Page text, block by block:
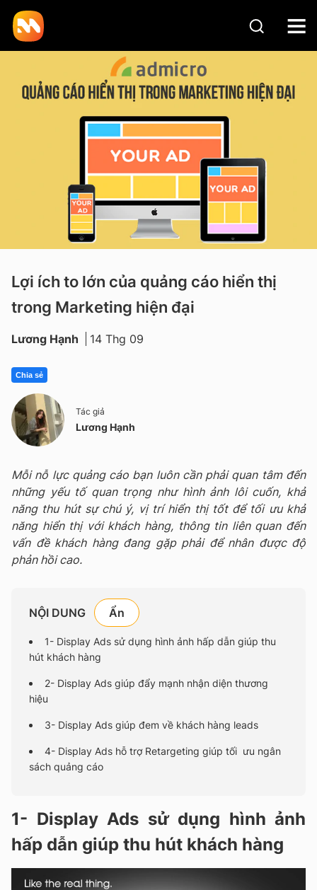
Lợi ích to lớn của quảng cáo hiển thị
trong Marketing hiện đại
Lương Hạnh 14 Thg 09
Chia sẻ
Tác giả
Lương Hạnh
Mỗi nỗ lực quảng cáo bạn luôn cần phải quan tâm đến
những yếu tố quan trọng như hình ảnh lôi cuốn, khả
năng thu hút sự chú ý, vị trí hiển thị tốt để tối ưu khả
năng hiển thị với khách hàng, thông tin liên quan đến
vấn đề khách hàng đang gặp phải để nhân được độ
phản hồi cao.
NỘI DUNG
1- Display Ads sử dụng hình ảnh hấp dẫn giúp thu
hút khách hàng
2- Display Ads giúp đẩy mạnh nhận diện thương
hiệu
3- Display Ads giúp đem về khách hàng leads
4- Display Ads hỗ trợ Retargeting giúp tối ưu ngân
sách quảng cáo
1- Display Ads sử dụng hình ảnh
hấp dẫn giúp thu hút khách hàng